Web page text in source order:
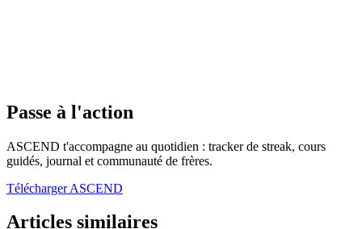
Passe à l'action
ASCEND t'accompagne au quotidien : tracker de streak, cours
guidés, journal et communauté de frères.
Télécharger ASCEND
Articles similaires